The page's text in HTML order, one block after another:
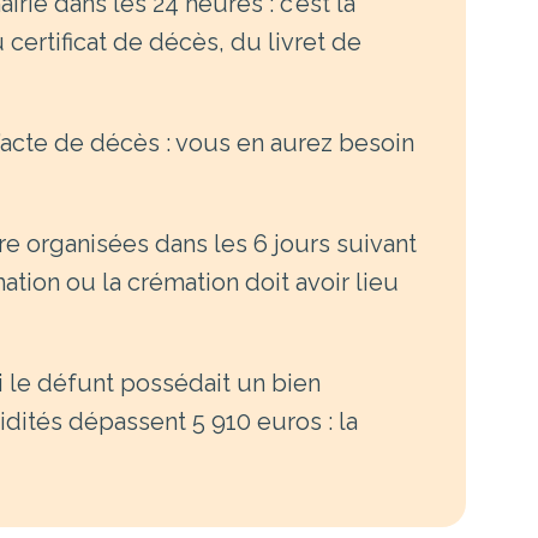
de décès, du livret de
de décès : vous en aurez besoin
organisées dans les 6 jours suivant
ou la crémation doit avoir lieu
le défunt possédait un bien
dépassent 5 910 euros : la